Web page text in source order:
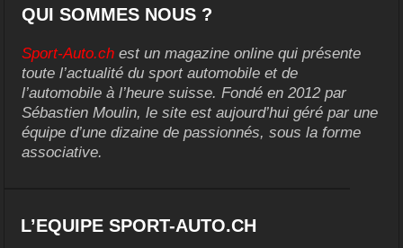
QUI SOMMES NOUS ?
Sport-Auto.ch est un magazine online qui présente
toute l’actualité du sport automobile et de
l’automobile à l’heure suisse. Fondé en 2012 par
Sébastien Moulin, le site est aujourd’hui géré par une
équipe d’une dizaine de passionnés, sous la forme
associative.
L’EQUIPE SPORT-AUTO.CH